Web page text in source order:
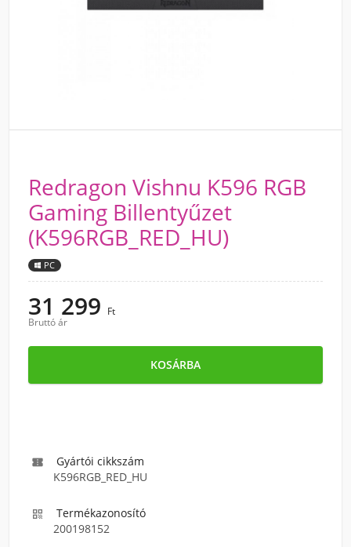
Redragon Vishnu K596 RGB
Gaming Billentyűzet
(K596RGB_RED_HU)
PC
31 299 Ft
Bruttó ár
KOSÁRBA

Gyártói cikkszám
K596RGB_RED_HU

Termékazonosító
200198152